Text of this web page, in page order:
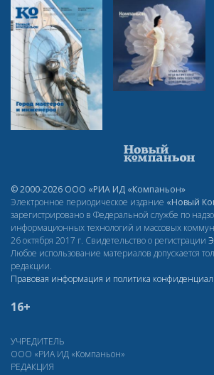
© 2000-2026 ООО «РИА ИД «Компаньон»
Электронное периодическое издание «Новый
зарегистрировано в Федеральной службе по
информационных технологий и массовых
26 октября 2017 г. Свидетельство о регистрации
Любое использование материалов допускается
редакции.
Правовая информация и политика
16+
УЧРЕДИТЕЛЬ
ООО «РИА ИД «Компаньон»
РЕДАКЦИЯ